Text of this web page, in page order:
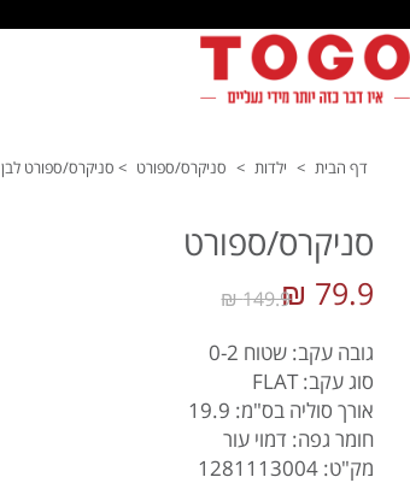
דף הבית > ילדות > סניקרס/ספורט > סניקרס/ספורט לבן 30
סניקרס/ספורט
79.9 ₪
149.9 ₪
גובה עקב: שטוח 0-2
סוג עקב: FLAT
אורך סוליה בס"מ: 19.9
חומר גפה: דמוי עור
מק"ט: 1281113004